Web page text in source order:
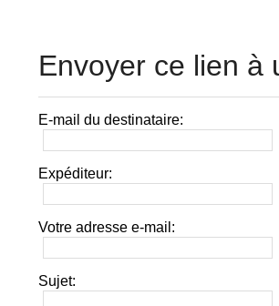
Envoyer ce lien à
E-mail du destinataire:
Expéditeur:
Votre adresse e-mail:
Sujet: